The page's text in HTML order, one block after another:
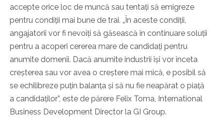
accepte orice loc de muncă sau tentați să emigreze
pentru condiții mai bune de trai. „În aceste condiții,
angajatorii vor fi nevoiți să găsească în continuare soluții
pentru a acoperi cererea mare de candidați pentru
anumite domenii. Dacă anumite industrii își vor înceta
creșterea sau vor avea o creștere mai mică, e posibil să
se echilibreze puțin balanța și să nu fie neapărat o piață
a candidaților”, este de părere Felix Toma, International
Business Development Director la GI Group.